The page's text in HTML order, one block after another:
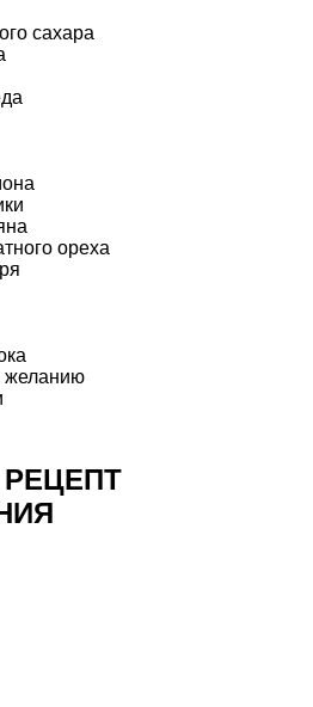
сахара
ореха
желанию